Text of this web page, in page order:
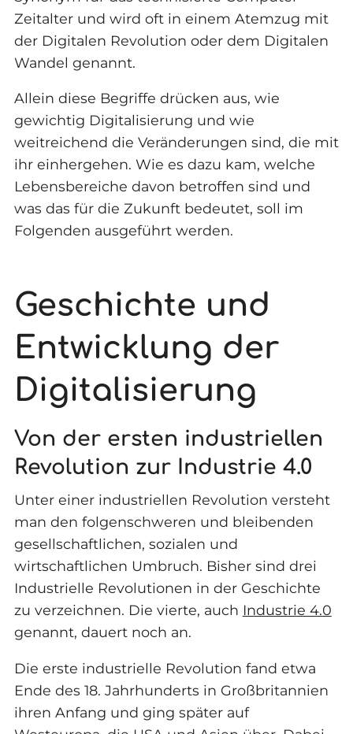
Zeitalter und wird oft in einem Atemzug mit
der Digitalen Revolution oder dem Digitalen
Wandel genannt.
Allein diese Begriffe drücken aus, wie
gewichtig Digitalisierung und wie
weitreichend die Veränderungen sind, die mit
ihr einhergehen. Wie es dazu kam, welche
Lebensbereiche davon betroffen sind und
was das für die Zukunft bedeutet, soll im
Folgenden ausgeführt werden.
Geschichte und
Entwicklung der
Digitalisierung
Von der ersten industriellen
Revolution zur Industrie 4.0
Unter einer industriellen Revolution versteht
man den folgenschweren und bleibenden
gesellschaftlichen, sozialen und
wirtschaftlichen Umbruch. Bisher sind drei
Industrielle Revolutionen in der Geschichte
zu verzeichnen. Die vierte, auch Industrie 4.0
genannt, dauert noch an.
Die erste industrielle Revolution fand etwa
Ende des 18. Jahrhunderts in Großbritannien
ihren Anfang und ging später auf